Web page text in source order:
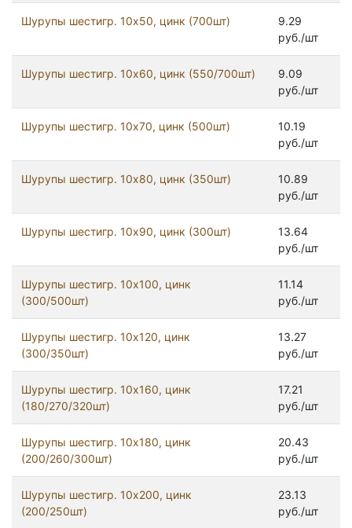
Шурупы шестигр. 10x50, цинк (700шт)
9.29
руб./шт
Шурупы шестигр. 10x60, цинк (550/700шт)
9.09
руб./шт
Шурупы шестигр. 10x70, цинк (500шт)
10.19
руб./шт
Шурупы шестигр. 10x80, цинк (350шт)
10.89
руб./шт
Шурупы шестигр. 10x90, цинк (300шт)
13.64
руб./шт
Шурупы шестигр. 10х100, цинк
(300/500шт)
11.14
руб./шт
Шурупы шестигр. 10х120, цинк
(300/350шт)
13.27
руб./шт
Шурупы шестигр. 10х160, цинк
(180/270/320шт)
17.21
руб./шт
Шурупы шестигр. 10х180, цинк
(200/260/300шт)
20.43
руб./шт
Шурупы шестигр. 10х200, цинк
(200/250шт)
23.13
руб./шт